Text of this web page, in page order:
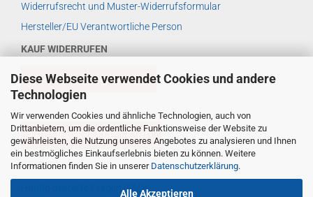
Diese Webseite verwendet Cookies und andere
Technologien
Wir verwenden Cookies und ähnliche Technologien, auch von
Drittanbietern, um die ordentliche Funktionsweise der Website zu
gewährleisten, die Nutzung unseres Angebotes zu analysieren und Ihnen
ein bestmögliches Einkaufserlebnis bieten zu können. Weitere
Informationen finden Sie in unserer Datenschutzerklärung.
Alle Akzeptieren
Widerrufsrecht und Muster-Widerrufsformular
Hersteller/EU Verantwortliche Person
KAUF WIDERRUFEN
VERTRAG WIDERRUFEN
WIDERRUFSBELEHRUNG
WEITERES ...
Häufig gestellte Fragen (FAQs)